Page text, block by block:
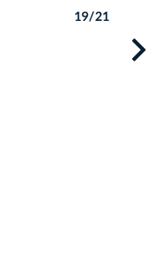
19/21